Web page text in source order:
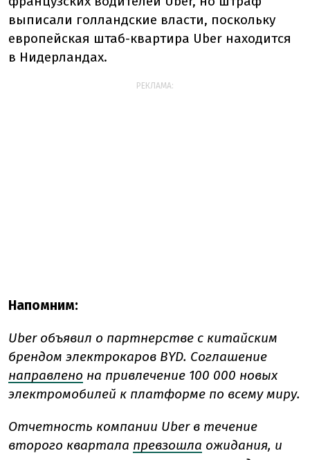
выписали голландские власти, поскольку
европейская штаб-квартира Uber находится
в Нидерландах.
РЕКЛАМА:
Напомним:
Uber объявил о партнерстве с китайским
брендом электрокаров BYD. Соглашение
направлено на привлечение 100 000 новых
электромобилей к платформе по всему миру.
Отчетность компании Uber в течение
второго квартала превзошла ожидания, и